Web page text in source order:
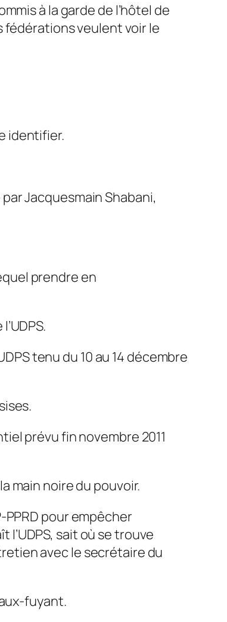
à la garde de l’hôtel de
fédérations veulent voir le
identifier.
Jacquesmain Shabani,
prendre en
tenu du 10 au 14 décembre
prévu fin novembre 2011
main noire du pouvoir.
pour empêcher
l’UDPS, sait où se trouve
avec le secrétaire du
fuyant.